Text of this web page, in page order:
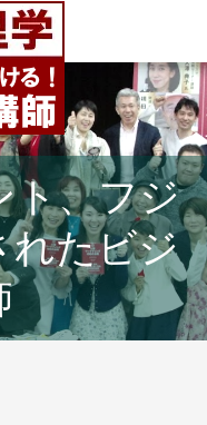
ト、フジ
れたビジ